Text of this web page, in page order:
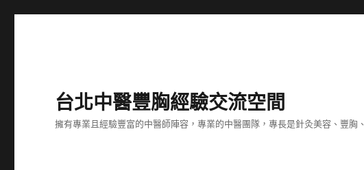
台北中醫豐胸經驗交流空間
擁有專業且經驗豐富的中醫師陣容，專業的中醫團隊，專長是針灸美容、豐